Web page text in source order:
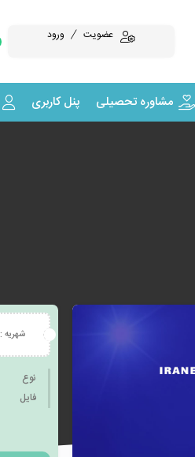
عضویت ورود
مشاوره تحصیلی پنل کاربری
شهریه :
نوع
فایل